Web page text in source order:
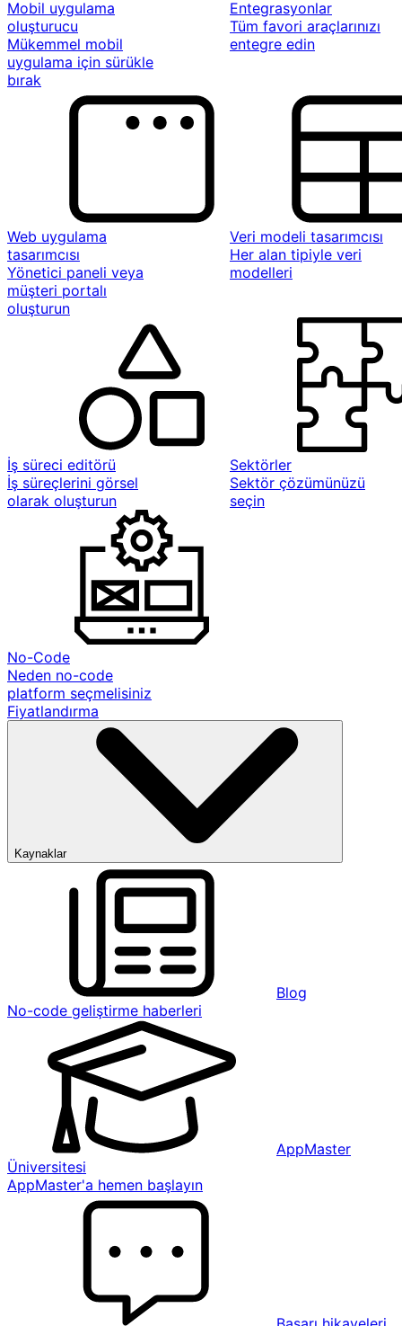
Mobil uygulama
oluşturucu
Mükemmel mobil
uygulama için sürükle
bırak
Entegrasyonlar
Tüm favori araçlarınızı
entegre edin
Web uygulama
tasarımcısı
Yönetici paneli veya
müşteri portalı
oluşturun
Veri modeli tasarımcısı
Her alan tipiyle veri
modelleri
İş süreci editörü
İş süreçlerini görsel
olarak oluşturun
Sektörler
Sektör çözümünüzü
seçin
No-Code
Neden no-code
platform seçmelisiniz
Fiyatlandırma
Kaynaklar
Blog
No-code geliştirme haberleri
AppMaster
Üniversitesi
AppMaster'a hemen başlayın